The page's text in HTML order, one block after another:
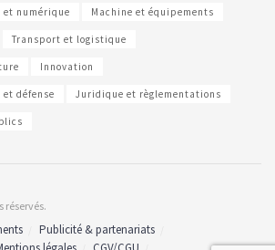
numérique Machine et équipements
Transport et logistique
Innovation
défense Juridique et règlementations
réservés.
Publicité & partenariats